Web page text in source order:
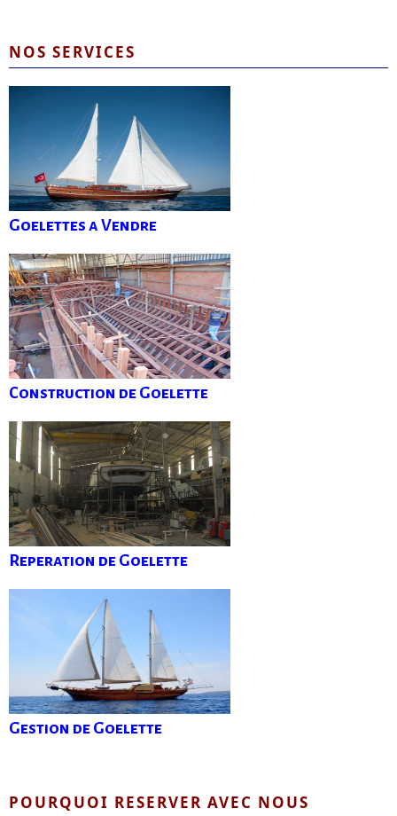
NOS SERVICES
Goelettes a Vendre
Construction de Goelette
Reperation de Goelette
Gestion de Goelette
POURQUOI RESERVER AVEC NOUS